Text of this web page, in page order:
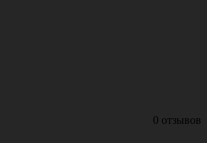
0 отзывов